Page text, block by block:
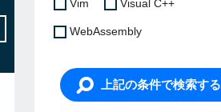
Vim Visual C++
WebAssembly
上記の条件で検索する